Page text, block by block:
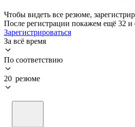
Чтобы видеть все резюме,
После регистрации покажем ещё 32 и
Зарегистрироваться
За всё время
По соответствию
20 резюме